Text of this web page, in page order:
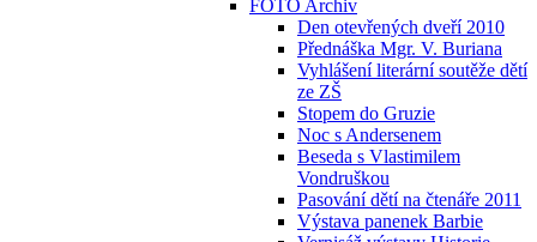
FOTO Archiv
Den otevřených dveří 2010
Přednáška Mgr. V. Buriana
Vyhlášení literární soutěže dětí
ze ZŠ
Stopem do Gruzie
Noc s Andersenem
Beseda s Vlastimilem
Vondruškou
Pasování dětí na čtenáře 2011
Výstava panenek Barbie